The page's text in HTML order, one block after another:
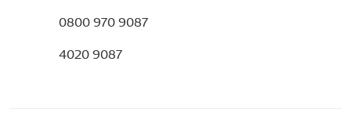
0800 970 9087
4020 9087